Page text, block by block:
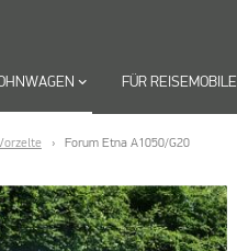
keyboard_arrow_down FÜR REISEMOBILE
Forum Etna A1050/G20